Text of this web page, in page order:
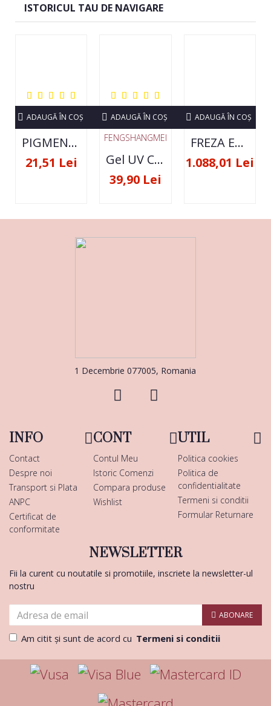
ISTORICUL TAU DE NAVIGARE
PIGMENT NEON SET 12 CULORI
21,51 Lei
ADAUGĂ ÎN COŞ
FENGSHANGMEI
Gel UV Constructie FSM 50ML - 07
39,90 Lei
ADAUGĂ ÎN COŞ
FREZA ELECTRICA STRONG 210 35000 RPM- ORIGINALA
1.088,01 Lei
ADAUGĂ ÎN COŞ
1 Decembrie 077005, Romania
INFO
Contact
Despre noi
Transport si Plata
ANPC
Certificat de
conformitate
CONT
Contul Meu
Istoric Comenzi
Compara produse
Wishlist
UTIL
Politica cookies
Politica de
confidentialitate
Termeni si conditii
Formular Returnare
NEWSLETTER
Fii la curent cu noutatile si promotiile, inscriete la newsletter-ul
nostru
ABONARE
Am citit şi sunt de acord cu Termeni si conditii